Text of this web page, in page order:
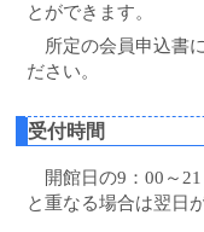
とができます。
所定の会員申込書
ださい。
受付時間
開館日の9：00～
と重なる場合は翌日